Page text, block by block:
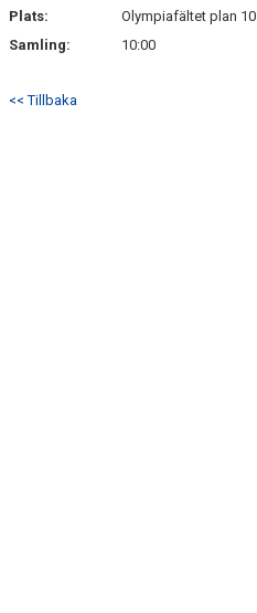
Plats:
Olympiafältet plan 10
Samling:
10:00
<< Tillbaka